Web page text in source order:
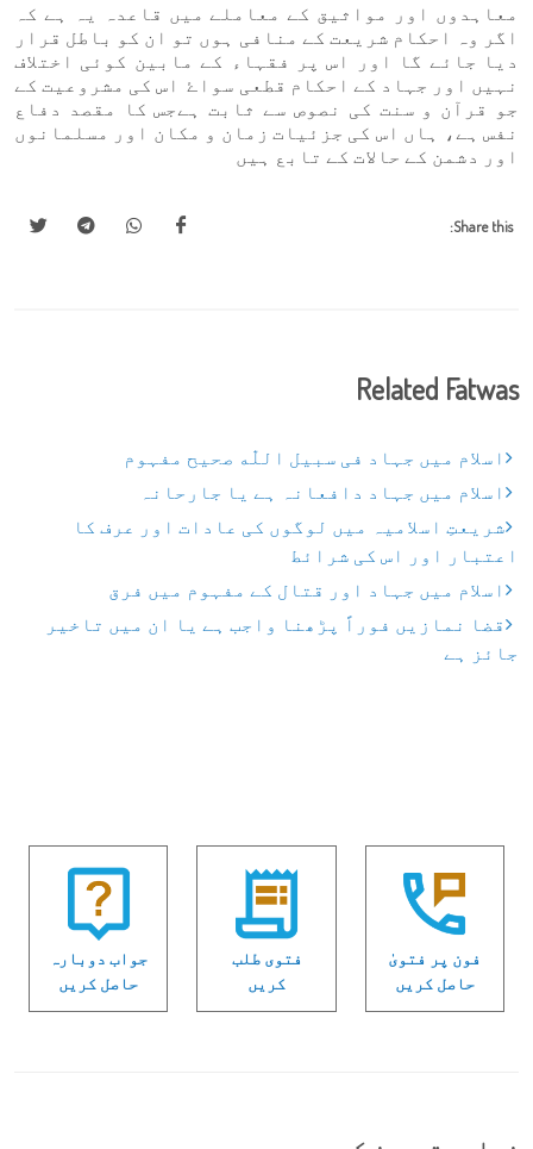
معاہدوں اور مواثیق کے معاملے میں قاعدہ یہ ہے کہ
اگر وہ احکام شریعت کے منافی ہوں تو ان کو باطل قرار
دیا جائے گا اور اس پر فقہاء کے مابین کوئی اختلاف
نہیں اور جہاد کے احکام قطعی سواۓ اس کی مشروعیت کے
جو قرآن و سنت کی نصوص سے ثابت ہےجس کا مقصد دفاع
نفس ہے، ہاں اس کی جزئیات زمان و مکان اور مسلمانوں
اور دشمن کے حالات کے تابع ہیں
Share this:
Related Fatwas
اسلام میں جہاد فی سبیل اللّٰه صحیح مفہوم
اسلام میں جہاد دافعانہ ہے یا جارحانہ
شریعتِ اسلامیہ میں لوگوں کی عادات اور عرف کا
اعتبار اور اس کی شرائط
اسلام میں جہاد اور قتال کے مفہوم میں فرق
قضا نمازیں فوراً پڑھنا واجب ہے یا ان میں تاخیر
جائز ہے
فون پر فتویٰ
حاصل کریں
فتوی طلب
کریں
جواب دوبارہ
حاصل کریں